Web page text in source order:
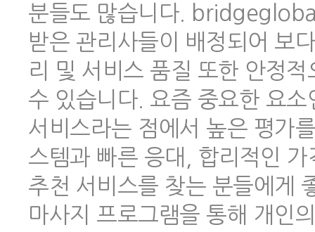
분들도 많습니다.
받은 관리사들이 배정되어 보
리 및 서비스 품질 또한 안정
수 있습니다. 요즘 중요한 요
서비스라는 점에서 높은 평가
스템과 빠른 응대, 합리적인
추천 서비스를 찾는 분들에게
마사지 프로그램을 통해 개인